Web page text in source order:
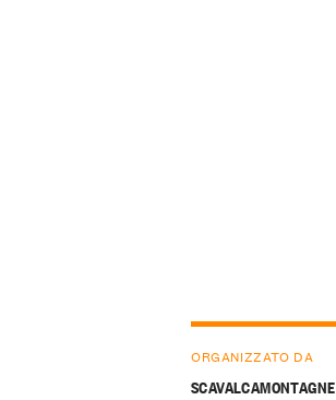
ORGANIZZATO DA
SCAVALCAMONTAGNE